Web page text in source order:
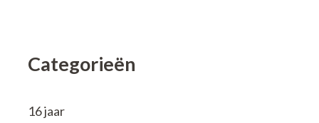
Categorieën
16 jaar